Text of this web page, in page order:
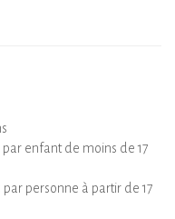
enfant de moins de 17
personne à partir de 17